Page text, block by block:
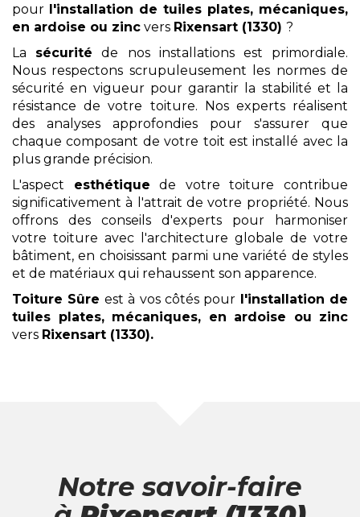
pour l'installation de tuiles plates, mécaniques,
en ardoise ou zinc vers Rixensart (1330) ?
La sécurité de nos installations est primordiale.
Nous respectons scrupuleusement les normes de
sécurité en vigueur pour garantir la stabilité et la
résistance de votre toiture. Nos experts réalisent
des analyses approfondies pour s'assurer que
chaque composant de votre toit est installé avec la
plus grande précision.
L'aspect esthétique de votre toiture contribue
significativement à l'attrait de votre propriété. Nous
offrons des conseils d'experts pour harmoniser
votre toiture avec l'architecture globale de votre
bâtiment, en choisissant parmi une variété de styles
et de matériaux qui rehaussent son apparence.
Toiture Sûre est à vos côtés pour l'installation de
tuiles plates, mécaniques, en ardoise ou zinc
vers Rixensart (1330).
Notre savoir-faire